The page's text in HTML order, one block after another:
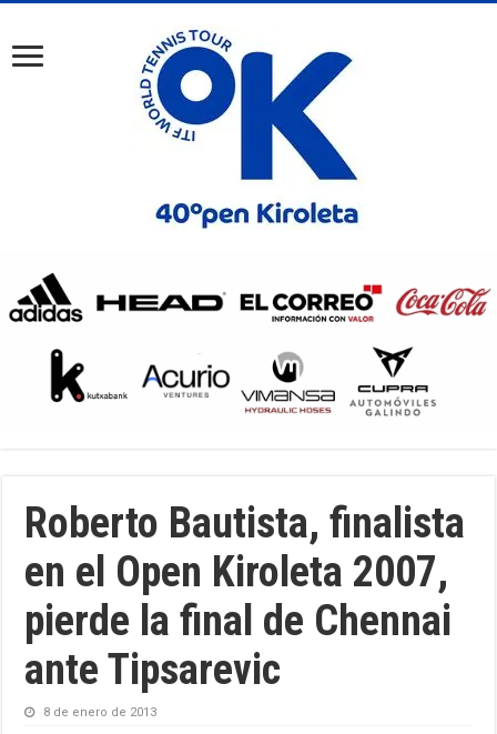
Roberto Bautista, finalista
en el Open Kiroleta 2007,
pierde la final de Chennai
ante Tipsarevic
8 de enero de 2013